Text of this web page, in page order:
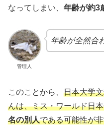
なってしまい、 年齢が約3
管理人
年齢が全然合
このことから、 日本大学
んは、ミス・ワールド日
名の別人である可能性が